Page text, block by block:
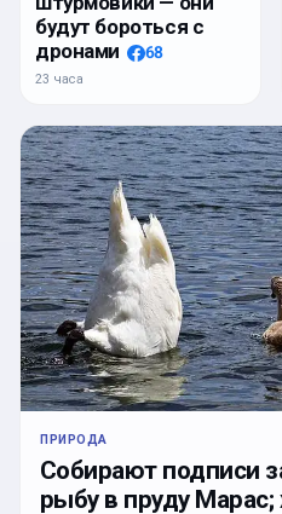
будут бороться с
дронами
68
23 часа
ПРИРОДА
Собирают подписи
рыбу в пруду